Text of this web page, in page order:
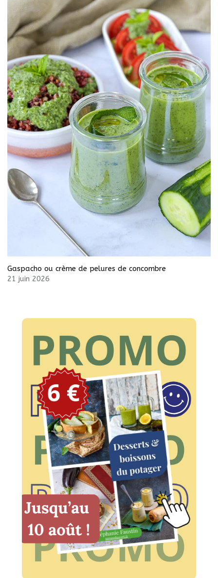
Gaspacho ou crème de pelures de concombre
21 juin 2026